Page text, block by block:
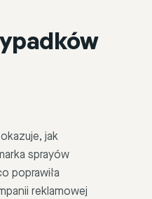
jak
sprayów
poprawiła
reklamowej